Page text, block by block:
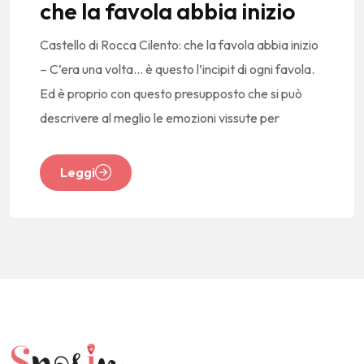
che la favola abbia inizio
Castello di Rocca Cilento: che la favola abbia inizio
– C’era una volta… è questo l’incipit di ogni favola.
Ed è proprio con questo presupposto che si può
descrivere al meglio le emozioni vissute per
Leggi